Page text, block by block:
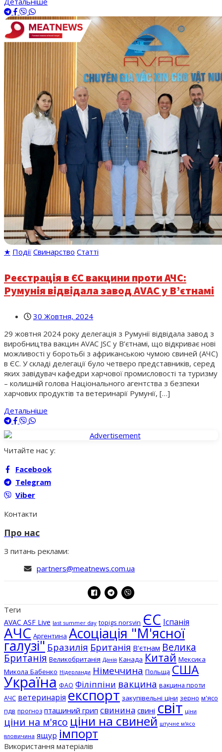
★ Події Свинарство Статті
Реєстрація в ЄС вакцини проти АЧС:
Румунія відвідала завод AVAC у В’єтнамі
30 Жовтня, 2024
29 жовтня 2024 року делегація з Румунії відвідала завод з
виробництва вакцин AVAC JSC у В’єтнамі, що відкриває нові
можливості у боротьбі з африканською чумою свиней (АЧС)
в ЄС. У складі делегації було четверо представників, серед
яких завідувач кафедри харчової промисловості та туризму
– колишній голова Національного агентства з безпеки
харчових продуктів та ветеринарії Румунії, […]
Детальніше
Читайте нас у:
Facebook
Telegram
Viber
Контакти
Про нас
З питань реклами:
partners@meatnews.com.ua
Теги
AVAC ASF Live last summer day topigs norsvin ЄС Іспанія
АЧС Аргентина Асоціація "М'ясної
галузі" Бразилія Британія В'єтнам Велика
Британія Великобританія Данія Канада Китай Мексика
Микола Бабенко Нідерланди Німеччина Польща США
Україна ФАО Філіппіни вакцина вакцина проти
АЧС ветеринарія експорт закупівельні ціни зерно м'ясо
пдв прогноз пташиний грип свинина свині світ ціни
ціни на м'ясо ціни на свиней штучне м'ясо
яловичина ящур імпорт
Використання матеріалів